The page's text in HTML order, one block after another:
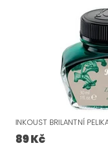
INKOUST BRILANTNÍ
89 Kč